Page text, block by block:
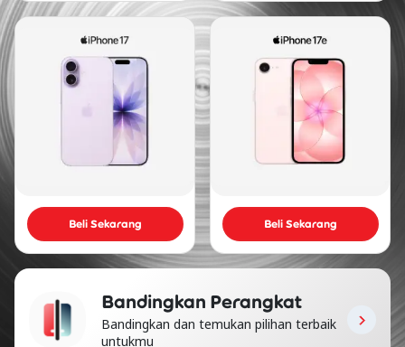
Beli Sekarang Beli Sekarang
Bandingkan Perangkat
Bandingkan dan temukan pilihan terbaik
untukmu